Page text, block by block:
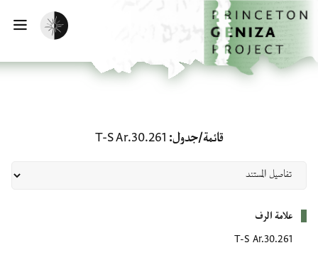
إلى المحتوى الرئيسي
الرئيسية
تفعيل الوضع المظلم
قائمة/جدول T-S Ar.30.261
علامة الرف
T-S Ar.30.261